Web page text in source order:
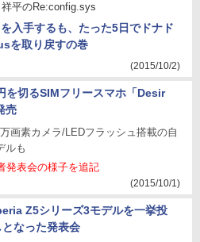
祥平のRe:config.sys
入手するも、たった5日でドナド
を取り戻すの巻
(2015/10/2)
を切るSIMフリースマホ「Desir
売
画素カメラ/LEDフラッシュ搭載の自
ルも
発表会の様子を追記
(2015/10/1)
Z5シリーズ3モデルを一挙投
となった発表会